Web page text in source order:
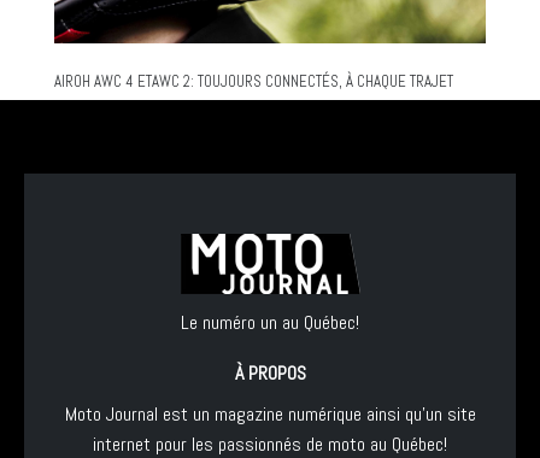
AIROH AWC 4 ETAWC 2: TOUJOURS CONNECTÉS, À CHAQUE TRAJET
Le numéro un au Québec!
À PROPOS
Moto Journal est un magazine numérique ainsi qu'un site
internet pour les passionnés de moto au Québec!